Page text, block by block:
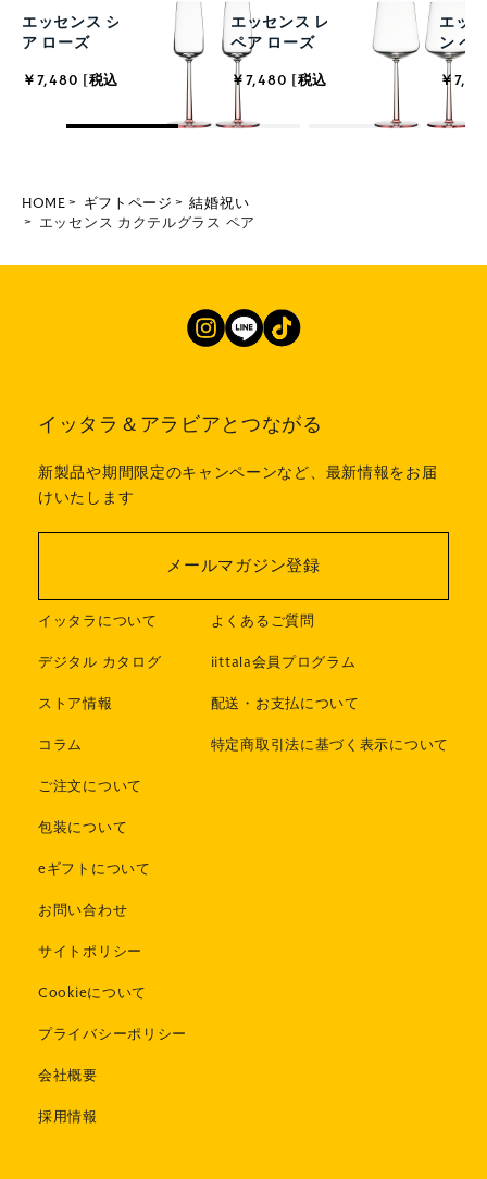
エッセンス シャンパン ペ
ア ローズ
￥7,480 [税込]
エッセンス レッドワイン
ペア ローズ
￥7,480 [税込]
エッ
ン ペ
￥
HOME ギフトページ
結婚祝い
エッセンス カクテルグラス ペア
イッタラ＆アラビアとつながる
新製品や期間限定のキャンペーンなど、最新情報をお届
けいたします
メールマガジン登録
イッタラについて
デジタル カタログ
ストア情報
コラム
ご注文について
包装について
eギフトについて
よくあるご質問
iittala会員プログラム
配送・お支払について
特定商取引法に基づく表示について
お問い合わせ
サイトポリシー
Cookieについて
プライバシーポリシー
会社概要
採用情報